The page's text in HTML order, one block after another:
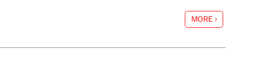
MORE